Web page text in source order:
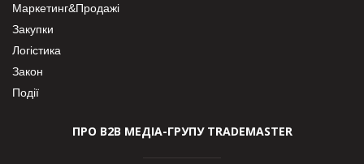
Маркетинг&Продажі
Закупки
Логістика
Закон
Події
ПРО В2В МЕДІА-ГРУПУ TRADEMASTER